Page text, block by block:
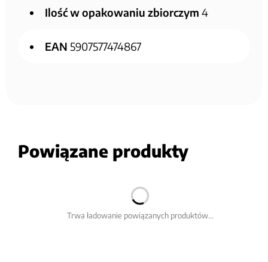
Ilość w opakowaniu zbiorczym 4
EAN 5907577474867
Powiązane produkty
Trwa ładowanie powiązanych produktów...